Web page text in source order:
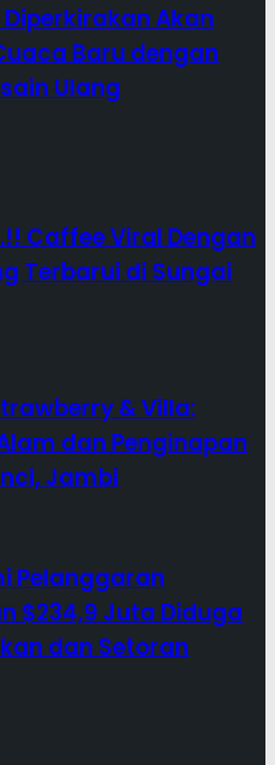
Diperkirakan Akan
Baru dengan
Ulang
Caffee Viral Dengan
Terbarui di Sungai
& Villa:
dan Penginapan
Jambi
Pelanggaran
$234,9 Juta Diduga
dan Setoran